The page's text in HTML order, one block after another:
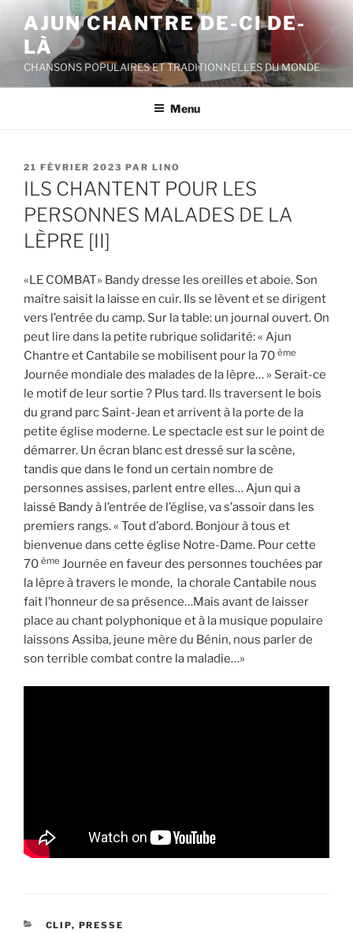
contenu
principal
AJUN CHANTRE DE-CI DE-
LÀ
CHANSONS POPULAIRES ET TRADITIONNELLES DU MONDE
Menu
PUBLIÉ
LE
21 FÉVRIER 2023 PAR LINO
ILS CHANTENT POUR LES
PERSONNES MALADES DE LA
LÈPRE [II]
«LE COMBAT» Bandy dresse les oreilles et aboie. Son
maître saisit la laisse en cuir. Ils se lèvent et se dirigent
vers l’entrée du camp. Sur la table: un journal ouvert. On
peut lire dans la petite rubrique solidarité: « Ajun
Chantre et Cantabile se mobilisent pour la 70 ème
Journée mondiale des malades de la lèpre… » Serait-ce
le motif de leur sortie ? Plus tard. Ils traversent le bois
du grand parc Saint-Jean et arrivent à la porte de la
petite église moderne. Le spectacle est sur le point de
démarrer. Un écran blanc est dressé sur la scène,
tandis que dans le fond un certain nombre de
personnes assises, parlent entre elles… Ajun qui a
laissé Bandy à l’entrée de l’église, va s’assoir dans les
premiers rangs. « Tout d’abord. Bonjour à tous et
bienvenue dans cette église Notre-Dame. Pour cette
70 ème Journée en faveur des personnes touchées par
la lèpre à travers le monde, la chorale Cantabile nous
fait l’honneur de sa présence…Mais avant de laisser
place au chant polyphonique et à la musique populaire
laissons Assiba, jeune mère du Bénin, nous parler de
son terrible combat contre la maladie…»
CATÉGORIES
CLIP, PRESSE